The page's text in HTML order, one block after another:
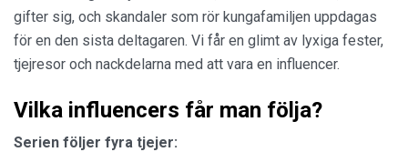
gifter sig, och skandaler som rör kungafamiljen uppdagas
för en den sista deltagaren. Vi får en glimt av lyxiga fester,
tjejresor och nackdelarna med att vara en influencer.
Vilka influencers får man följa?
Serien följer fyra tjejer: